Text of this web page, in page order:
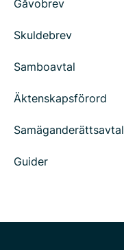
Gåvobrev
Skuldebrev
Samboavtal
Äktenskapsförord
Samäganderättsavtal
Guider